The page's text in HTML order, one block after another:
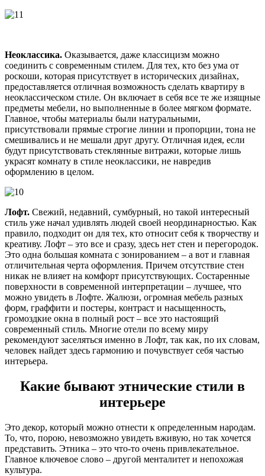
Неоклассика. Оказывается, даже классицизм можно
соединить с современным стилем. Для тех, кто без ума от
роскоши, которая присутствует в исторических дизайнах,
предоставляется отличная возможность сделать квартиру в
неоклассическом стиле. Он включает в себя все те же изящные
предметы мебели, но выполненные в более мягком формате.
Главное, чтобы материалы были натуральными,
присутствовали прямые строгие линии и пропорции, тона не
смешивались и не мешали друг другу. Отличная идея, если
будут присутствовать стеклянные витражи, которые лишь
украсят комнату в стиле неоклассики, не навредив
оформлению в целом.
Лофт. Свежий, недавний, сумбурный, но такой интересный
стиль уже начал удивлять людей своей неординарностью. Как
правило, подходит он для тех, кто относит себя к творчеству и
креативу. Лофт – это все и сразу, здесь нет стен и перегородок.
Это одна большая комната с зонированием – а вот и главная
отличительная черта оформления. Причем отсутствие стен
никак не влияет на комфорт присутствующих. Состаренные
поверхности в современной интерпретации – лучшее, что
можно увидеть в Лофте. Жалюзи, огромная мебель разных
форм, граффити и постеры, контраст и насыщенность,
громоздкие окна в полный рост – все это настоящий
современный стиль. Многие отели по всему миру
рекомендуют заселяться именно в Лофт, так как, по их словам,
человек найдет здесь гармонию и почувствует себя частью
интерьера.
Какие бывают этнические стили в
интерьере
Это декор, который можно отнести к определенным народам.
То, что, порою, невозможно увидеть вживую, но так хочется
представить. Этника – это что-то очень привлекательное.
Главное ключевое слово – другой менталитет и непохожая
культура.